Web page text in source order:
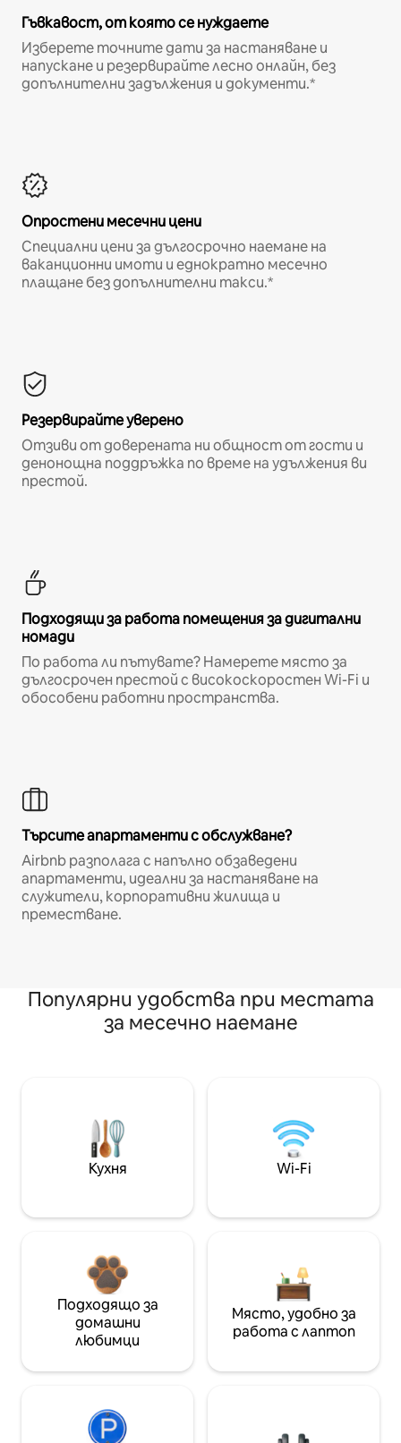
Гъвкавост, от която се нуждаете
Изберете точните дати за настаняване и
напускане и резервирайте лесно онлайн, без
допълнителни задължения и документи.*
Опростени месечни цени
Специални цени за дългосрочно наемане на
ваканционни имоти и еднократно месечно
плащане без допълнителни такси.*
Резервирайте уверено
Отзиви от доверената ни общност от гости и
денонощна поддръжка по време на удължения ви
престой.
Подходящи за работа помещения за дигитални
номади
По работа ли пътувате? Намерете място за
дългосрочен престой с високоскоростен Wi-Fi и
обособени работни пространства.
Търсите апартаменти с обслужване?
Airbnb разполага с напълно обзаведени
апартаменти, идеални за настаняване на
служители, корпоративни жилища и
преместване.
Популярни удобства при местата
за месечно наемане
Кухня Wi-Fi
Подходящо за
домашни
любимци
Място, удобно за
работа с лаптоп